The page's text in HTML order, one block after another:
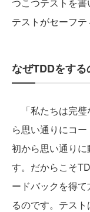
テストがセーフテ
なぜTDDをする
「私たちは完璧
ら思い通りにコ
初から思い通り
す。だからこそ
ードバックを得
るのです。テス